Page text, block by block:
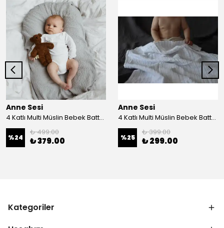
Anne Sesi
4 Katlı Multi Müslin Bebek Battaniyesi %100 Organik Pamuk 100x100 cm
%24
₺ 499.00
₺ 379.00
Anne Sesi
4 Katlı Multi Müslin Bebek Battaniyesi %100 Organik Pamuk 70x100 cm
%25
₺ 399.00
₺ 299.00
Kategoriler